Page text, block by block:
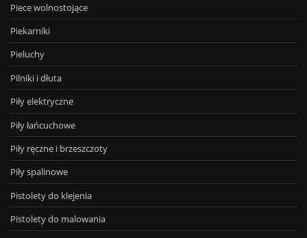
Piece wolnostojące
Piekarniki
Pieluchy
Pilniki i dłuta
Piły elektryczne
Piły łańcuchowe
Piły ręczne i brzeszczoty
Piły spalinowe
Pistolety do klejenia
Pistolety do malowania